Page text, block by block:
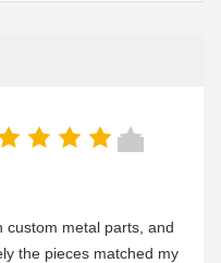
custom metal parts, and
the pieces matched my